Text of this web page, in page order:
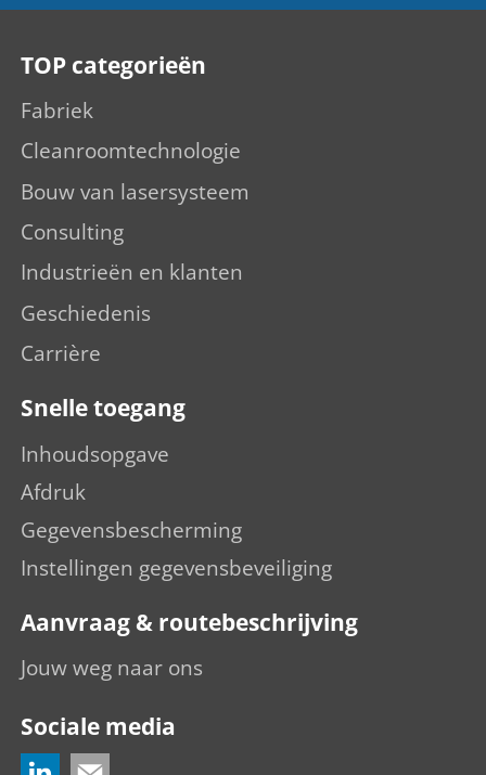
TOP categorieën
Fabriek
Cleanroomtechnologie
Bouw van lasersysteem
Consulting
Industrieën en klanten
Geschiedenis
Carrière
Snelle toegang
Inhoudsopgave
Afdruk
Gegevensbescherming
Instellingen gegevensbeveiliging
Aanvraag & routebeschrijving
Jouw weg naar ons
Sociale media